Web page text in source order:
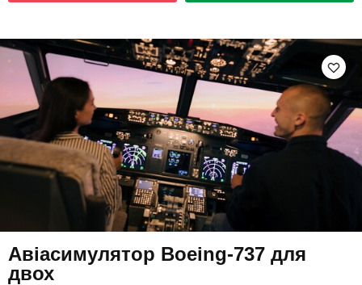
Авіасимулятор Boeing-737 для
двох